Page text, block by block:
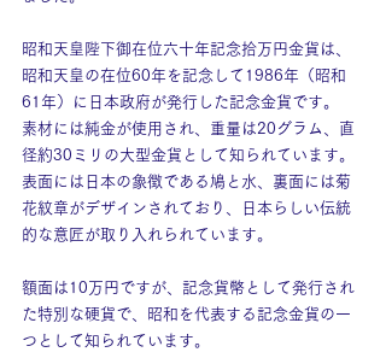
昭和天皇陛下御在位六十年記念拾万円金貨は、
昭和天皇の在位60年を記念して1986年（昭和
61年）に日本政府が発行した記念金貨です。
素材には純金が使用され、重量は20グラム、直
径約30ミリの大型金貨として知られています。
表面には日本の象徴である鳩と水、裏面には菊
花紋章がデザインされており、日本らしい伝統
的な意匠が取り入れられています。
額面は10万円ですが、記念貨幣として発行され
た特別な硬貨で、昭和を代表する記念金貨の一
つとして知られています。